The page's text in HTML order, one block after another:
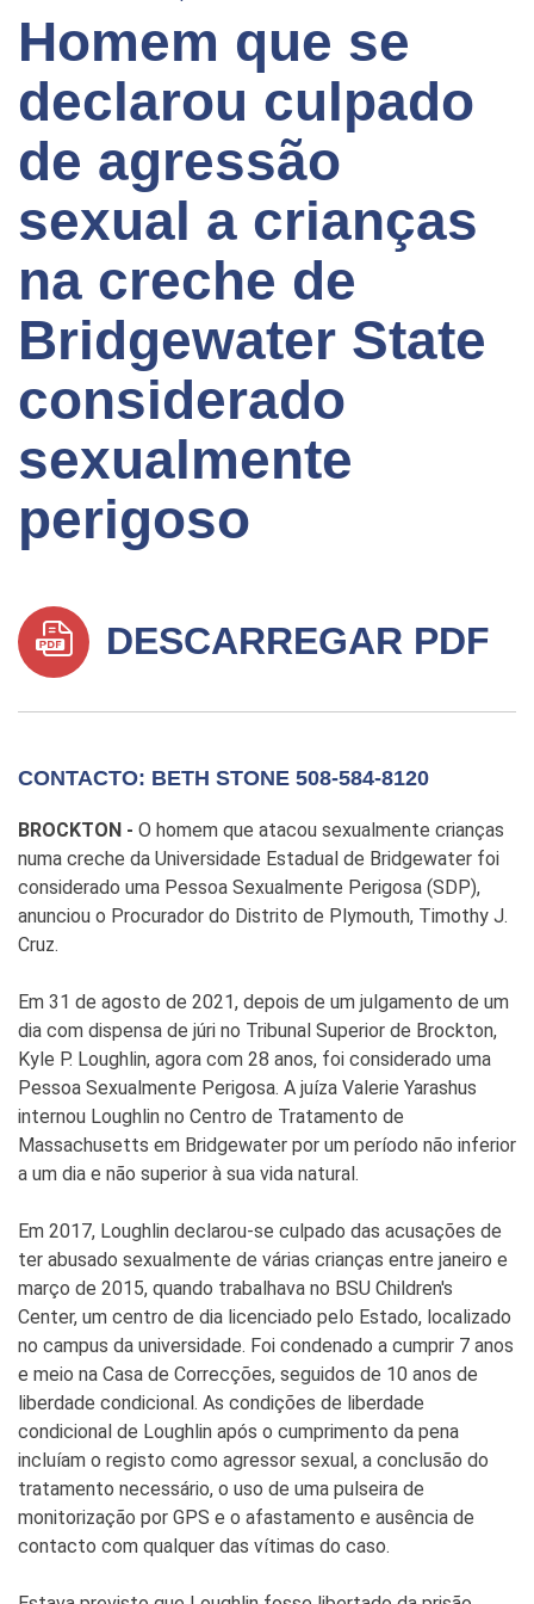
Homem que se
declarou culpado
de agressão
sexual a crianças
na creche de
Bridgewater State
considerado
sexualmente
perigoso
DESCARREGAR PDF
CONTACTO: BETH STONE 508-584-8120
BROCKTON - O homem que atacou sexualmente crianças
numa creche da Universidade Estadual de Bridgewater foi
considerado uma Pessoa Sexualmente Perigosa (SDP),
anunciou o Procurador do Distrito de Plymouth, Timothy J.
Cruz.
Em 31 de agosto de 2021, depois de um julgamento de um
dia com dispensa de júri no Tribunal Superior de Brockton,
Kyle P. Loughlin, agora com 28 anos, foi considerado uma
Pessoa Sexualmente Perigosa. A juíza Valerie Yarashus
internou Loughlin no Centro de Tratamento de
Massachusetts em Bridgewater por um período não inferior
a um dia e não superior à sua vida natural.
Em 2017, Loughlin declarou-se culpado das acusações de
ter abusado sexualmente de várias crianças entre janeiro e
março de 2015, quando trabalhava no BSU Children's
Center, um centro de dia licenciado pelo Estado, localizado
no campus da universidade. Foi condenado a cumprir 7 anos
e meio na Casa de Correcções, seguidos de 10 anos de
liberdade condicional. As condições de liberdade
condicional de Loughlin após o cumprimento da pena
incluíam o registo como agressor sexual, a conclusão do
tratamento necessário, o uso de uma pulseira de
monitorização por GPS e o afastamento e ausência de
contacto com qualquer das vítimas do caso.